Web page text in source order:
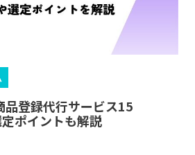
品登録代行サービス15
ポイントも解説